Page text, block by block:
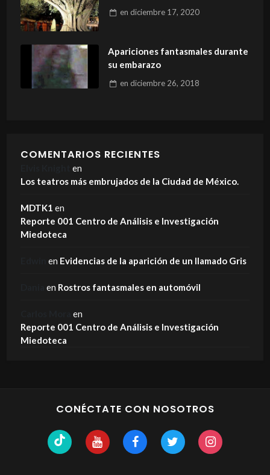
en diciembre 17, 2020
Apariciones fantasmales durante
su embarazo
en diciembre 26, 2018
COMENTARIOS RECIENTES
en
Los teatros más embrujados de la Ciudad de México.
MDTK1 en
Reporte 001 Centro de Análisis e Investigación
Miedoteca
en Evidencias de la aparición de un llamado Gris
en Rostros fantasmales en automóvil
en
Reporte 001 Centro de Análisis e Investigación
Miedoteca
CONÉCTATE CON NOSOTROS